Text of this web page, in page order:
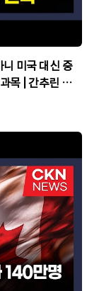
미국 대신 중
목 | 간추린 캐